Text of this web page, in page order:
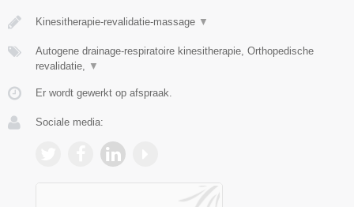
Kinesitherapie-revalidatie-massage ▼
Autogene drainage-respiratoire kinesitherapie, Orthopedische
revalidatie,
▼
Er wordt gewerkt op afspraak.
Sociale media: